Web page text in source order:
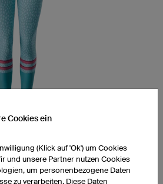
Material
Rücken
Cookies ein
(Klick auf 'Ok') um Cookies
und unsere Partner nutzen Cookies
um personenbezogene Daten
zu verarbeiten. Diese Daten